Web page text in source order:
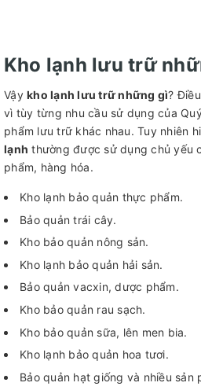
Kho lạnh lưu trữ
Vậy kho lạnh lưu trữ những gì?
vì tùy từng nhu cầu sử dụng của
phẩm lưu trữ khác nhau. Tuy nhiên
lạnh thường được sử dụng chủ yếu
phẩm, hàng hóa.
Kho lạnh bảo quản thực phẩm.
Bảo quản trái cây.
Kho bảo quản nông sản.
Kho lạnh bảo quản hải sản.
Bảo quản vacxin, dược phẩm.
Kho bảo quản rau sạch.
Kho bảo quản sữa, lên men bia.
Kho lạnh bảo quản hoa tươi.
Bảo quản hạt giống và nhiều sản